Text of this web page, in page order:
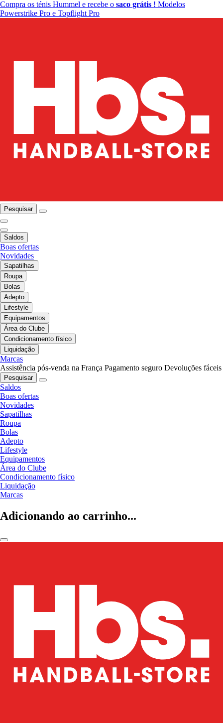
Compra os ténis Hummel e recebe o saco grátis ! Modelos
Powerstrike Pro e Topflight Pro
Pesquisar
Saldos
Boas ofertas
Novidades
Sapatilhas
Roupa
Bolas
Adepto
Lifestyle
Equipamentos
Área do Clube
Condicionamento físico
Liquidação
Marcas
Assistência pós-venda na França Pagamento seguro Devoluções fáceis
Pesquisar
Saldos
Boas ofertas
Novidades
Sapatilhas
Roupa
Bolas
Adepto
Lifestyle
Equipamentos
Área do Clube
Condicionamento físico
Liquidação
Marcas
Adicionando ao carrinho...